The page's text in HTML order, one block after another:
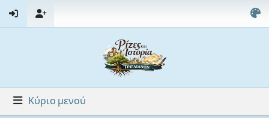
Κύριο μενού